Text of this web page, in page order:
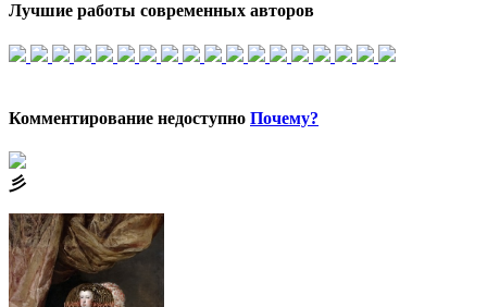
Лучшие работы современных авторов
Комментирование недоступно Почему?
⼺